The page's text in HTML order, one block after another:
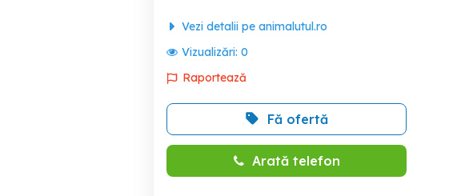
Vezi detalii pe animalutul.ro
Vizualizări: 0
Raportează
Fă ofertă
Arată telefon